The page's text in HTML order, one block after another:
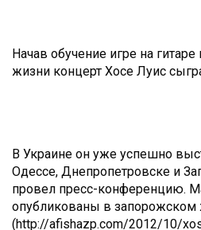
Начав обучение игре на
жизни концерт Хосе Луис
В Украине он уже успешно
Одессе, Днепропетровске и
провел пресс-конференцию.
опубликованы в
(http://afishazp.com/2012/10/